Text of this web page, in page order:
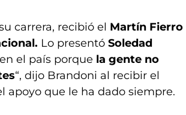
carrera, recibió el Martín Fierro
Lo presentó Soledad
el país porque la gente no
“, dijo Brandoni al recibir el
apoyo que le ha dado siempre.